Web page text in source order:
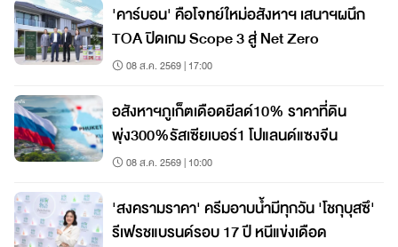
'คาร์บอน' คือโจทย์ใหม่อสังหาฯ เสนาฯผนึก
TOA ปิดเกม Scope 3 สู่ Net Zero
08 ส.ค. 2569 | 17:00
อสังหาฯภูเก็ตเดือดยีลด์10% ราคาที่ดิน
พุ่ง300%รัสเซียเบอร์1 โปแลนด์แซงจีน
08 ส.ค. 2569 | 10:00
'สงครามราคา' ครีมอาบน้ำมีทุกวัน 'โชกุบุสซึ'
รีเฟรชแบรนด์รอบ 17 ปี หนีแข่งเดือด